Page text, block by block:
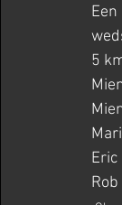
5
Eric